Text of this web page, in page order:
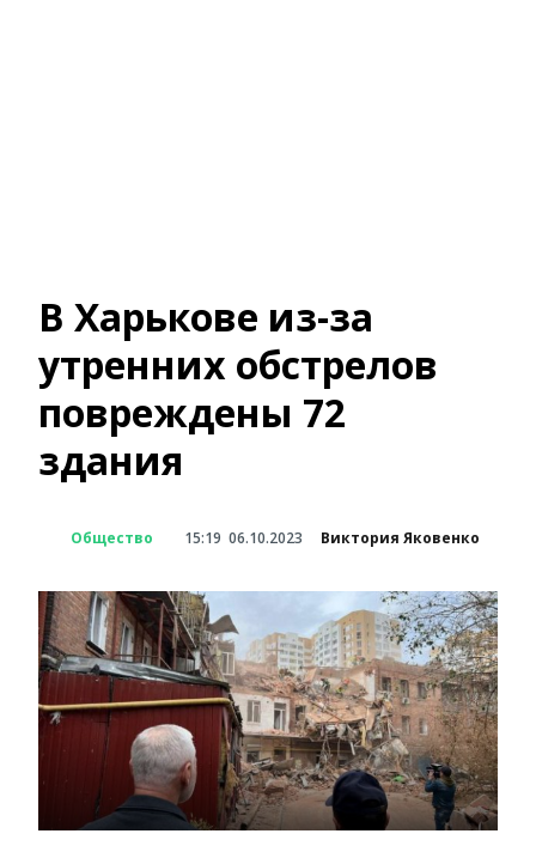
В Харькове из-за
утренних обстрелов
повреждены 72
здания
Общество 15:19 06.10.2023 Виктория Яковенко